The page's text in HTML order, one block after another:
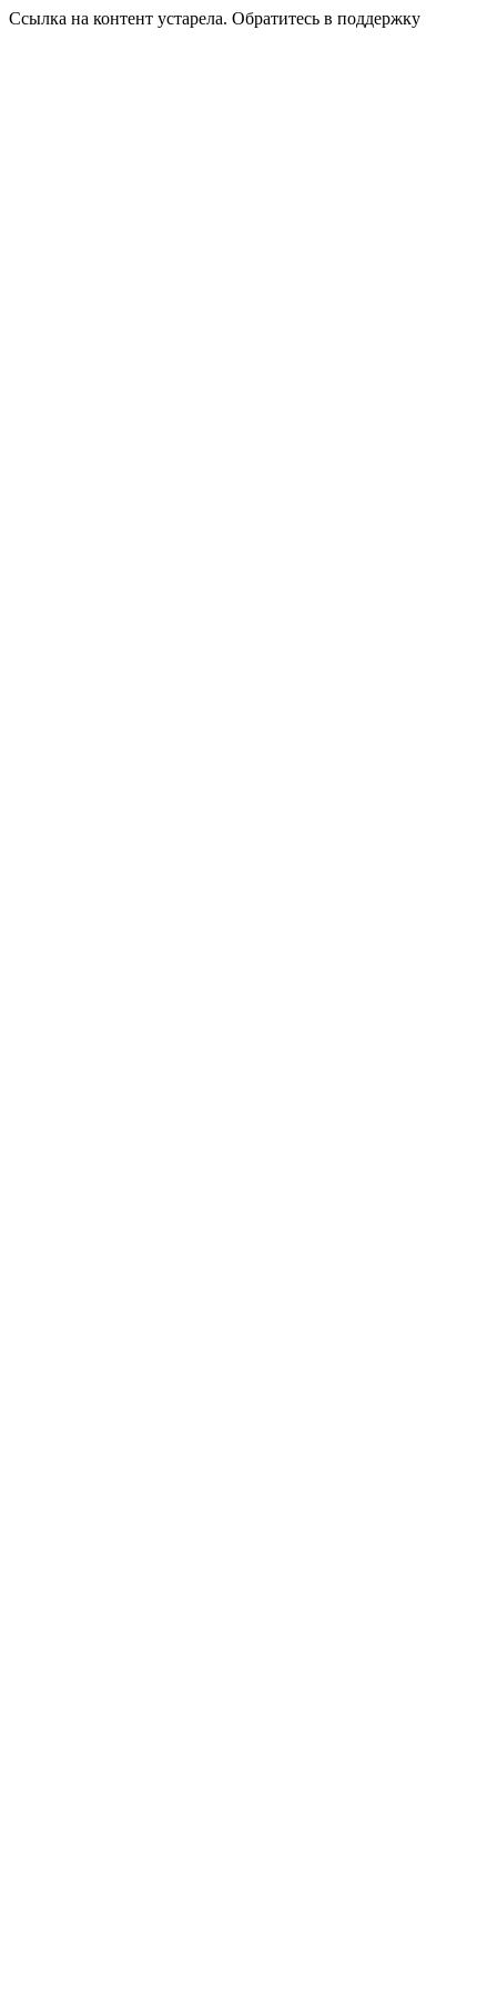
Ссылка на контент устарела. Обратитесь в поддержку